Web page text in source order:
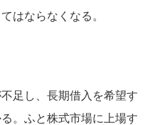
はならなくなる。
足し、長期借入を希望す
。ふと株式市場に上場す